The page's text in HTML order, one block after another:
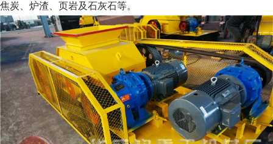
焦炭、炉渣、页岩及石灰石等。